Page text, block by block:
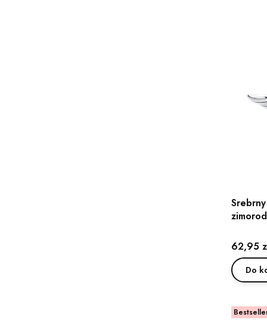
Cena
62,95
Do